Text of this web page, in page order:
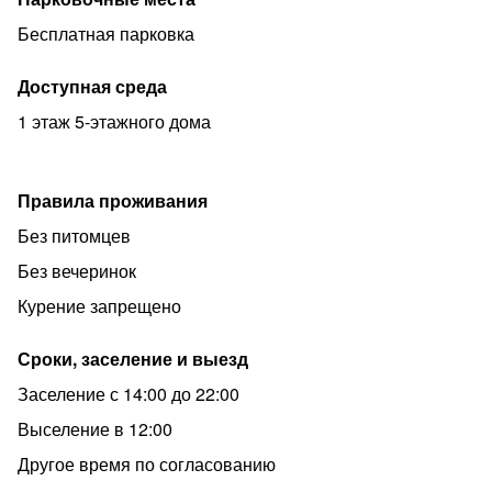
себе иметь паспорт и залог.
пребывание приятным и комфортным!"
У нас не КУРЯТ!
Бесплатная парковка
Доступная среда
1 этаж 5-этажного дома
Правила проживания
Без питомцев
Без вечеринок
Курение запрещено
Сроки, заселение и выезд
Заселение с 14:00 до 22:00
Выселение в 12:00
Другое время по согласованию